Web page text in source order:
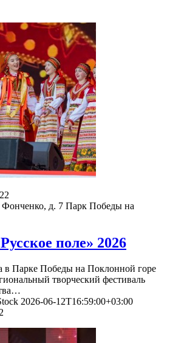
Фонченко, д. 7 Парк Победы на
поле» 2026
в Парке Победы на Поклонной горе
творческий фестиваль
2026-06-12T16:59:00+03:00